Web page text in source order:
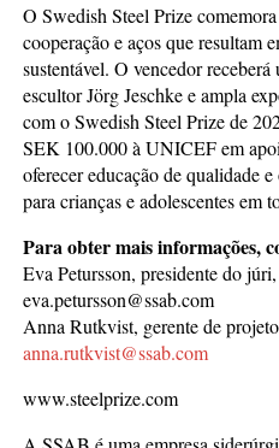
O Swedish Steel Prize
cooperação e aços que resultam
sustentável. O vencedor
escultor Jörg Jeschke e ampla
com o Swedish Steel Prize de
SEK 100.000 à UNICEF em
oferecer educação de qualidade
para crianças e adolescentes em
Para obter mais informações,
Eva Petursson, presidente do
eva.petursson@ssab.com
Anna Rutkvist, gerente de
anna.rutkvist@ssab.com
www.steelprize.com